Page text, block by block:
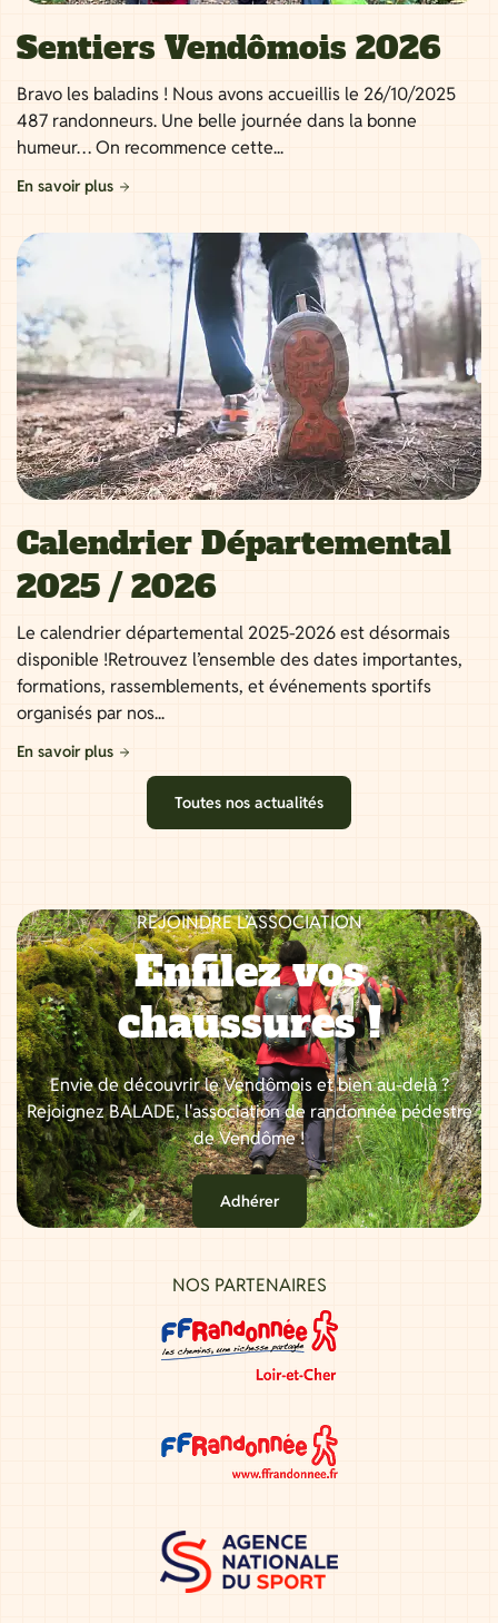
Sentiers Vendômois 2026
Bravo les baladins ! Nous avons accueillis le 26/10/2025
487 randonneurs. Une belle journée dans la bonne
humeur… On recommence cette...
En savoir plus
Calendrier Départemental
2025 / 2026
Le calendrier départemental 2025-2026 est désormais
disponible !Retrouvez l’ensemble des dates importantes,
formations, rassemblements, et événements sportifs
organisés par nos...
En savoir plus
Toutes nos actualités
REJOINDRE L’ASSOCIATION
Enfilez vos
chaussures !
Envie de découvrir le Vendômois et bien au-delà ?
Rejoignez BALADE, l'association de randonnée pédestre
de Vendôme !
Adhérer
NOS PARTENAIRES